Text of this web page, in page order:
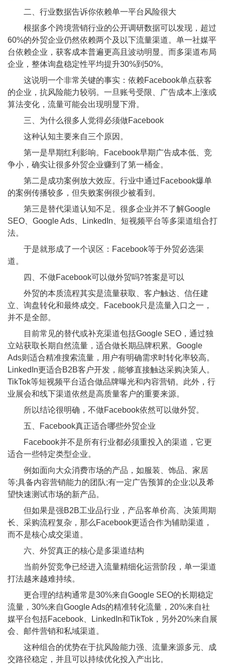
二、行业数据告诉你依赖单一平台风险很大
根据多个跨境营销行业的公开调研数据可以发现，超过
60%的外贸企业仍然依赖两个及以下流量渠道。单一社媒平
台依赖企业，获客成本普遍更高且波动明显。而多渠道布局
企业，整体询盘稳定性平均提升30%到50%。
这说明一个非常关键的事实：依赖Facebook单点获客
的企业，抗风险能力较弱。一旦账号受限、广告成本上涨或
算法变化，流量可能会出现明显下滑。
三、为什么很多人觉得必须做Facebook
这种认知主要来自三个原因。
第一是早期红利影响。Facebook早期广告成本低、竞
争小，确实让很多外贸企业赚到了第一桶金。
第二是成功案例放大效应。行业中通过Facebook爆单
的案例传播较多，但失败案例很少被看到。
第三是替代渠道认知不足。很多企业并不了解Google
SEO、Google Ads、LinkedIn、短视频平台等多渠道组合打
法。
于是就形成了一个误区：Facebook等于外贸必选渠
道。
四、不做Facebook可以做外贸吗?答案是可以
外贸的本质流程其实是流量获取、客户触达、信任建
立、询盘转化和最终成交。Facebook只是流量入口之一，
并不是全部。
目前常见的替代或补充渠道包括Google SEO，通过独
立站获取长期自然流量，适合做长期品牌积累。Google
Ads则适合精准搜索流量，用户有明确需求时转化率较高。
LinkedIn更适合B2B客户开发，能够直接触达采购决策人。
TikTok等短视频平台适合做品牌曝光和内容营销。此外，行
业展会和线下渠道依然是高质量客户的重要来源。
所以结论很明确，不做Facebook依然可以做外贸。
五、Facebook真正适合哪些外贸企业
Facebook并不是所有行业都必须重投入的渠道，它更
适合一些特定类型企业。
例如面向大众消费市场的产品，如服装、饰品、家居
等;具备内容营销能力的团队;有一定广告预算的企业;以及希
望快速测试市场的新产品。
但如果是强B2B工业品行业，产品客单价高、决策周期
长、采购流程复杂，那么Facebook更适合作为辅助渠道，
而不是核心成交渠道。
六、外贸真正的核心是多渠道结构
当前外贸竞争已经进入流量精细化运营阶段，单一渠道
打法越来越难持续。
更合理的结构通常是30%来自Google SEO的长期稳定
流量，30%来自Google Ads的精准转化流量，20%来自社
媒平台包括Facebook、LinkedIn和TikTok，另外20%来自展
会、邮件营销和私域渠道。
这种组合的优势在于抗风险能力强、流量来源多元、成
交路径稳定，并且可以持续优化投入产出比。